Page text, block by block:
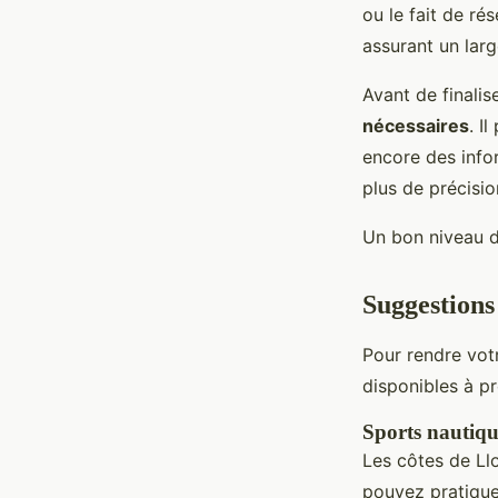
ou le fait de
assurant un
Avant de
nécessaires. Il
encore des
plus de
Un bon niveau
Pour rendre
disponibles à
Sports
Les côtes de
pouvez